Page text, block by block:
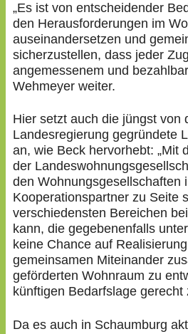
„Es ist von entscheidender
den Herausforderungen im
auseinandersetzen und
sicherzustellen, dass jeder
angemessenem und
Wehmeyer weiter.
Hier setzt auch die jüngst von
Landesregierung gegründete
an, wie Beck hervorhebt: „Mit
der
den Wohnungsgesellschaften
Kooperationspartner zu Seite
verschiedensten Bereichen
kann, die gegebenenfalls
keine Chance auf
gemeinsamen Miteinander
geförderten Wohnraum zu
künftigen Bedarfslage gerecht
Da es auch in Schaumburg